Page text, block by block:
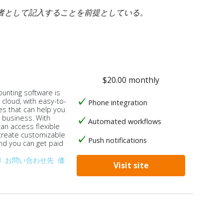
して記入することを前提としている。
software is
with easy-to-
that can help you
With
access flexible
customizable
you can get paid
お問い合わせ先 価
$20.00 monthly
Phone integration
Automated workflows
Push notifications
Visit site